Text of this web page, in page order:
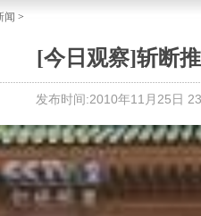
闻 >
[今日观察]斩断
发布时间:2010年11月25日